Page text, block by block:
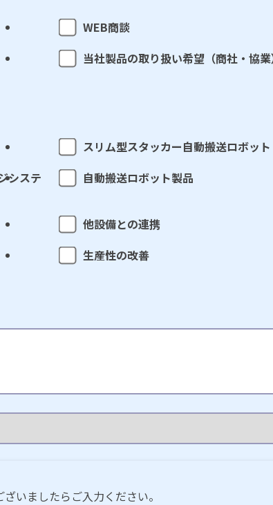
WEB商談
当社製品の取り扱い希望（商社・協業
スリム型スタッカー自動搬送ロボット
システ
自動搬送ロボット製品
他設備との連携
生産性の改善
いましたらご入力ください。